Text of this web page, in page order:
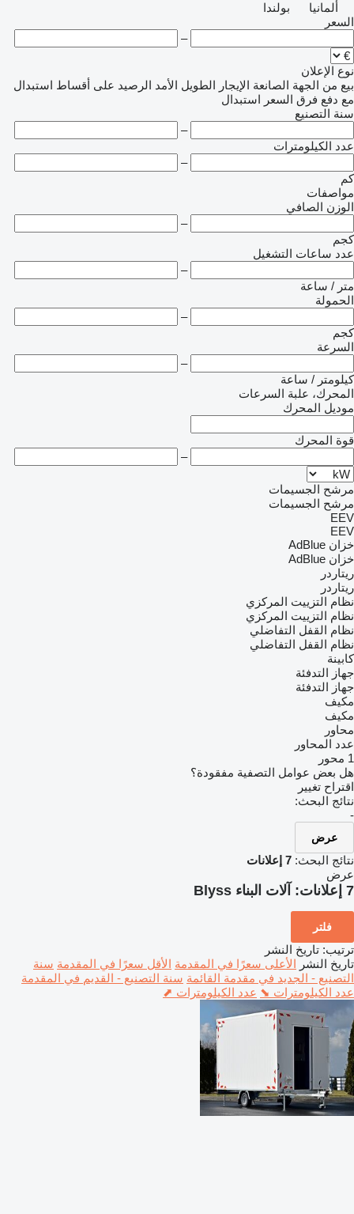
ألمانيا
بولندا
السعر
–
نوع الإعلان
بيع من الجهة الصانعة الإيجار الطويل الأمد الرصيد على أقساط استبدال
مع دفع فرق السعر استبدال
سنة التصنيع
–
عدد الكيلومترات
–
كم
مواصفات
الوزن الصافي
–
كجم
عدد ساعات التشغيل
–
متر / ساعة
الحمولة
–
كجم
السرعة
–
كيلومتر / ساعة
المحرك، علبة السرعات
موديل المحرك
قوة المحرك
–
مرشح الجسيمات
مرشح الجسيمات
EEV
EEV
خزان AdBlue
خزان AdBlue
ريتاردر
ريتاردر
نظام التزييت المركزي
نظام التزييت المركزي
نظام القفل التفاضلي
نظام القفل التفاضلي
كابينة
جهاز التدفئة
جهاز التدفئة
مكيف
مكيف
محاور
عدد المحاور
1 محور
هل بعض عوامل التصفية مفقودة؟
اقتراح تغيير
نتائج البحث:
-
عرض
نتائج البحث: 7 إعلانات
عرض
7 إعلانات: آلات البناء Blyss
فلتر
ترتيب: تاريخ النشر
تاريخ النشر الأعلى سعرًا في المقدمة الأقل سعرًا في المقدمة سنة
التصنيع - الجديد في مقدمة القائمة سنة التصنيع - القديم في المقدمة
عدد الكيلومترات ⬊ عدد الكيلومترات ⬈